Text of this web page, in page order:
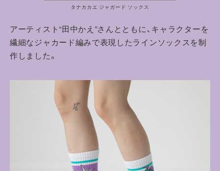
タナカカエ ジャガード ソックス
アーティスト“田中かえ”さんとともに、キャラクターを
繊細なジャカード編みで表現したラインソックスを制
作しました。